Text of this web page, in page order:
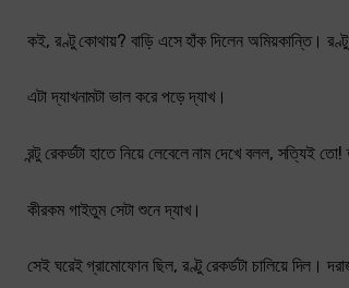
কই, রণ্টু কোথায়? বাড়ি এসে হাঁক দিলেন অমিয়কান্তি।
এটা দ্যাখনামটা ভাল করে পড়ে দ্যাখ।
রন্টু রেকর্ডটা হাতে নিয়ে লেবেলে নাম দেখে বলল, সত্যিই
কীরকম গাইতুম সেটা শুনে দ্যাখ।
সেই ঘরেই গ্রামোফোন ছিল, রণ্টু রেকর্ডটা চালিয়ে দিল।